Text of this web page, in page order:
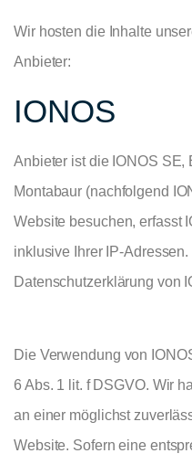
Wir hosten die Inhalte
Anbieter:
IONOS
Anbieter ist die IONOS SE,
Montabaur (nachfolgend
Website besuchen, erfasst
inklusive Ihrer IP-
Datenschutzerklärung von
Die Verwendung von
6 Abs. 1 lit. f DSGVO. Wir
an einer möglichst
Website. Sofern eine